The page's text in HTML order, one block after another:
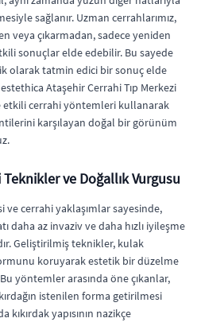
sağlanır. Uzman cerrahlarımız,
veya çıkarmadan, sadece yeniden
sonuçlar elde edebilir. Bu sayede
olarak tatmin edici bir sonuç elde
Ataşehir Cerrahi Tıp Merkezi
etkili cerrahi yöntemleri kullanarak
karşılayan doğal bir görünüm
ve Doğallık Vurgusu
cerrahi yaklaşımlar sayesinde,
daha az invaziv ve daha hızlı iyileşme
Geliştirilmiş teknikler, kulak
koruyarak estetik bir düzelme
yöntemler arasında öne çıkanlar,
istenilen forma getirilmesi
kıkırdak yapısının nazikçe